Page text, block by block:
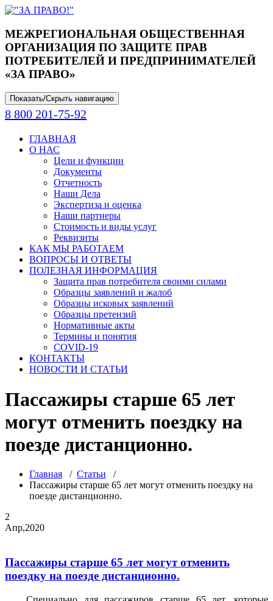
МЕЖРЕГИОНАЛЬНАЯ ОБЩЕСТВЕННАЯ
ОРГАНИЗАЦИЯ ПО ЗАЩИТЕ ПРАВ
ПОТРЕБИТЕЛЕЙ И ПРЕДПРИНИМАТЕЛЕЙ
«ЗА ПРАВО»
Показать/Скрыть навигацию
8 800 201-75-92
ГЛАВНАЯ
О НАС
Цели и функции
Документы
Отчетность
Наши Дела
Экспертиза и оценка
Наши партнеры
Стоимость и виды услуг
Реквизиты
КАК МЫ РАБОТАЕМ
ВОПРОСЫ И ОТВЕТЫ
ПОЛЕЗНАЯ ИНФОРМАЦИЯ
Защита прав потребителя своими силами
Образцы заявлений и жалоб
Образцы исковых заявлений
Образцы претензий
Нормативные акты
Термины и понятия
COVID-19
КОНТАКТЫ
НОВОСТИ И СТАТЬИ
Пассажиры старше 65 лет
могут отменить поездку на
поезде дистанционно.
Главная / Статьи /
Пассажиры старше 65 лет могут отменить поездку на
поезде дистанционно.
2
Апр,2020
Пассажиры старше 65 лет могут отменить
поездку на поезде дистанционно.